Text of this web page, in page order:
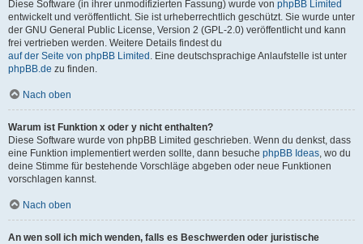
Diese Software (in ihrer unmodifizierten Fassung) wurde von phpBB Limited
entwickelt und veröffentlicht. Sie ist urheberrechtlich geschützt. Sie wurde unter
der GNU General Public License, Version 2 (GPL-2.0) veröffentlicht und kann
frei vertrieben werden. Weitere Details findest du
auf der Seite von phpBB Limited . Eine deutschsprachige Anlaufstelle ist unter
phpBB.de zu finden.
Nach oben
Warum ist Funktion x oder y nicht enthalten?
Diese Software wurde von phpBB Limited geschrieben. Wenn du denkst, dass
eine Funktion implementiert werden sollte, dann besuche phpBB Ideas, wo du
deine Stimme für bestehende Vorschläge abgeben oder neue Funktionen
vorschlagen kannst.
Nach oben
An wen soll ich mich wenden, falls es Beschwerden oder juristische